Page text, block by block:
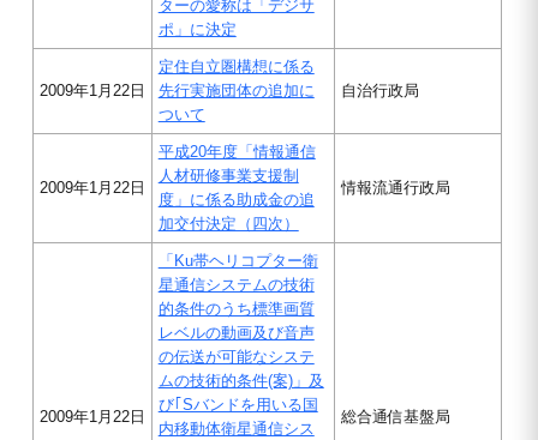
ターの愛称は「デジサ
ポ」に決定
2009年1月22日
定住自立圏構想に係る
先行実施団体の追加に
ついて
自治行政局
2009年1月22日
平成20年度「情報通信
人材研修事業支援制
度」に係る助成金の追
加交付決定（四次）
情報流通行政局
2009年1月22日
「Ku帯ヘリコプター衛
星通信システムの技術
的条件のうち標準画質
レベルの動画及び音声
の伝送が可能なシステ
ムの技術的条件(案)」及
び｢Sバンドを用いる国
内移動体衛星通信シス
総合通信基盤局